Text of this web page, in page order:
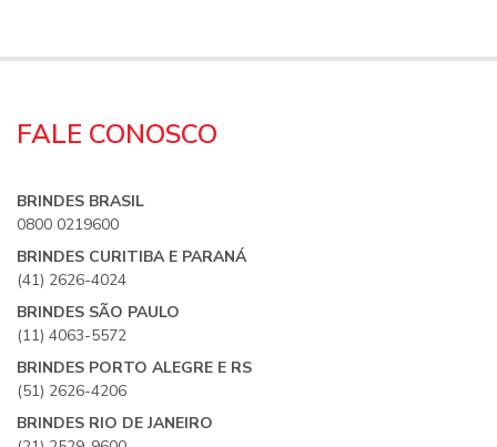
FALE CONOSCO
BRINDES BRASIL
0800 0219600
BRINDES CURITIBA E PARANÁ
(41) 2626-4024
BRINDES SÃO PAULO
(11) 4063-5572
BRINDES PORTO ALEGRE E RS
(51) 2626-4206
BRINDES RIO DE JANEIRO